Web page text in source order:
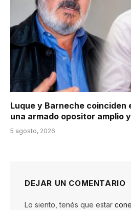
Luque y Barneche coinciden
una armado opositor amplio
5 agosto, 2026
DEJAR UN COMENTARIO
Lo siento, tenés que estar